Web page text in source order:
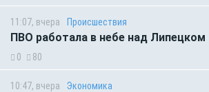
11:07, вчера Происшествия
ПВО работала в небе над Липецком
0 80
10:47, вчера Экономика